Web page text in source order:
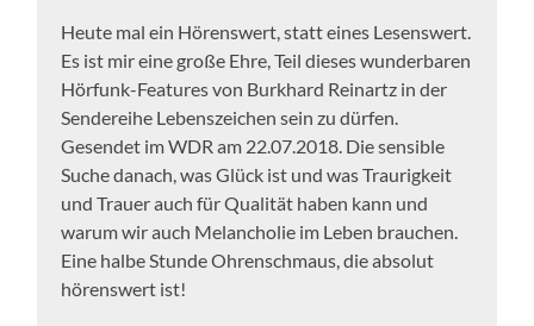
Heute mal ein Hörenswert, statt eines Lesenswert.
Es ist mir eine große Ehre, Teil dieses wunderbaren
Hörfunk-Features von Burkhard Reinartz in der
Sendereihe Lebenszeichen sein zu dürfen.
Gesendet im WDR am 22.07.2018. Die sensible
Suche danach, was Glück ist und was Traurigkeit
und Trauer auch für Qualität haben kann und
warum wir auch Melancholie im Leben brauchen.
Eine halbe Stunde Ohrenschmaus, die absolut
hörenswert ist!